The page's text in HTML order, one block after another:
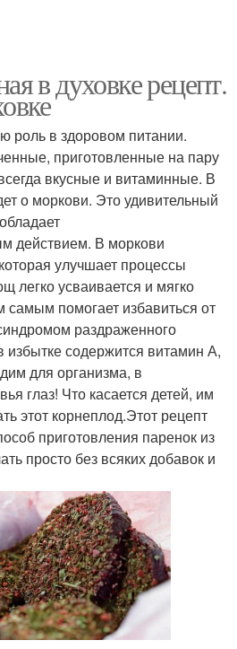
в духовке рецепт.
роль в здоровом питании.
приготовленные на пару
вкусные и витаминные. В
о моркови. Это удивительный
действием. В моркови
улучшает процессы
легко усваивается и мягко
самым помогает избавиться от
раздраженного
избытке содержится витамин А,
для организма, в
глаз! Что касается детей, им
этот корнеплод.Этот рецепт
приготовления паренок из
просто без всяких добавок и